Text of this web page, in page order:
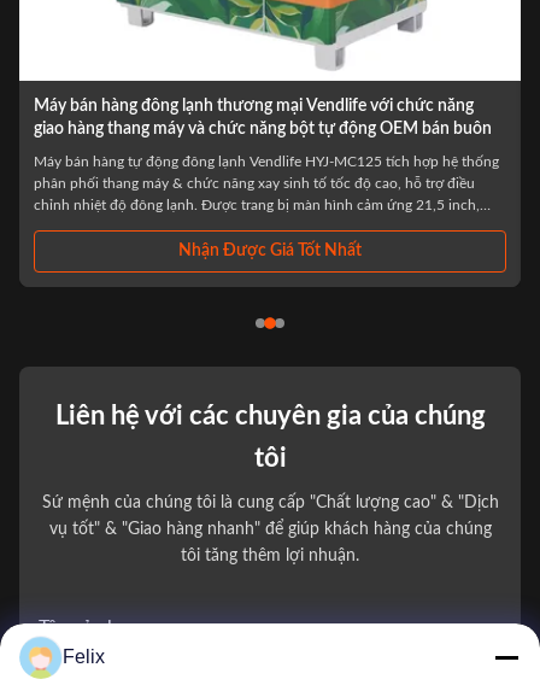
2021 rau quả tươi mới Máy bán đồ uống tự động cho trung tâm
mua sắm và thị trường
Specification: Multiple Payment System: Online Payment System And
Card Payment System, Nfc Payment. Software System Customize: Mdb,
Dex. Flexible Shelf: Spacing, Height, Quantity. Language. Color: White,
Sticker. 2 Sides Can Add The ...Nhận Được Giá Tốt Nhất
Liên hệ với các chuyên gia của chúng
tôi
Sứ mệnh của chúng tôi là cung cấp "Chất lượng cao" & "Dịch
vụ tốt" & "Giao hàng nhanh" để giúp khách hàng của chúng
tôi tăng thêm lợi nhuận.
Tên của bạn
Felix